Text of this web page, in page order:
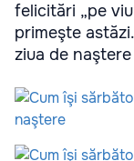
felicitări „pe
primeşte
ziua de